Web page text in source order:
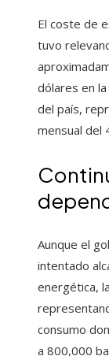
El coste de
tuvo
dólares en
del país,
mensual del
Aunque el
intentado
energética,
consumo
a 800,000